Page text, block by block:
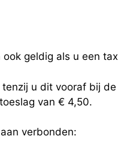
geldig als u een
u dit vooraf bij
van € 4,50.
verbonden: